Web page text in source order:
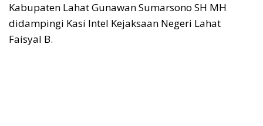
Kabupaten Lahat Gunawan Sumarsono SH MH
didampingi Kasi Intel Kejaksaan Negeri Lahat
Faisyal B.